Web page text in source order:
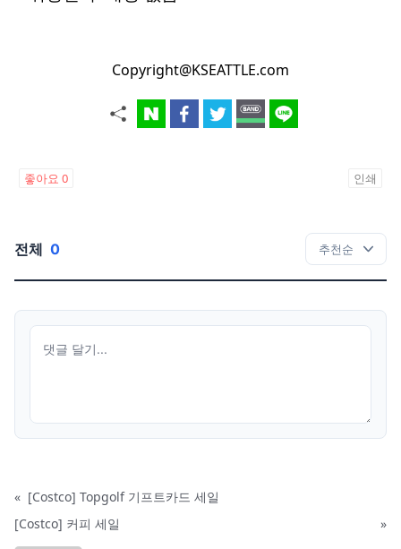
Copyright@KSEATTLE.com
좋아요 0 인쇄
전체 0
« [Costco] Topgolf 기프트카드 세일
[Costco] 커피 세일
»